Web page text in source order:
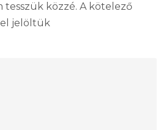
tesszük közzé. A kötelező
jelöltük